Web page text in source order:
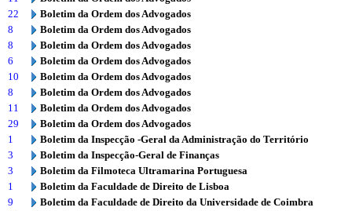
22
Boletim da Ordem dos Advogados
8
Boletim da Ordem dos Advogados
8
Boletim da Ordem dos Advogados
6
Boletim da Ordem dos Advogados
10
Boletim da Ordem dos Advogados
8
Boletim da Ordem dos Advogados
11
Boletim da Ordem dos Advogados
29
Boletim da Ordem dos Advogados
1
Boletim da Inspecção -Geral da Administração do Território
3
Boletim da Inspecção-Geral de Finanças
3
Boletim da Filmoteca Ultramarina Portuguesa
1
Boletim da Faculdade de Direito de Lisboa
9
Boletim da Faculdade de Direito da Universidade de Coimbra